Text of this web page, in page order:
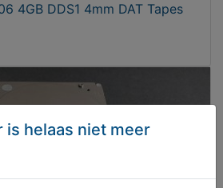
4GB DDS1 4mm DAT Tapes
is helaas niet meer